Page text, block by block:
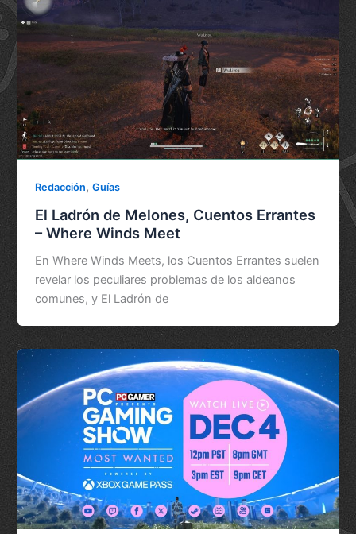
Redacción,Guías
El Ladrón de Melones, Cuentos Errantes
– Where Winds Meet
En Where Winds Meets, los Cuentos Errantes suelen
revelar los peculiares problemas de los aldeanos
comunes, y El Ladrón de